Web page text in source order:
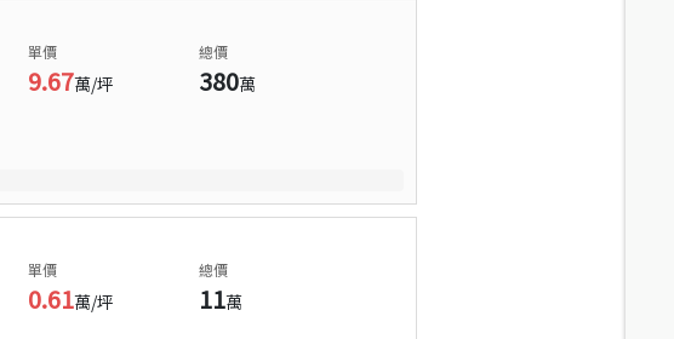
單價
9.67萬/坪
總價
380萬
單價
0.61萬/坪
總價
11萬